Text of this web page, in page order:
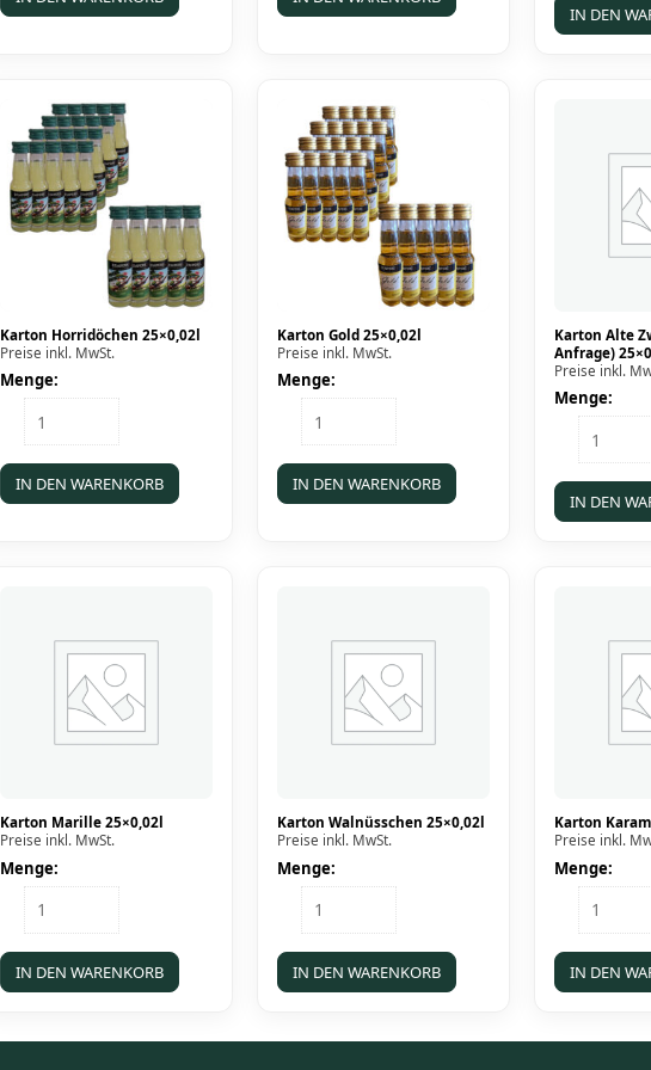
Biggesee
0,7l
IN DEN
Karton Horridöchen 25×0,02l
Preise inkl. MwSt.
Menge:
Karton
Horridöchen
Menge
IN DEN WARENKORB
Karton Gold 25×0,02l
Preise inkl. MwSt.
Menge:
Karton
Gold
Menge
IN DEN WARENKORB
Karton Alte
Anfrage)
Preise inkl.
Menge:
Karton
Alte
(auf
Anfrage)
IN DEN
Karton Marille 25×0,02l
Preise inkl. MwSt.
Menge:
Karton
Marille
Menge
IN DEN WARENKORB
Karton Walnüsschen 25×0,02l
Preise inkl. MwSt.
Menge:
Karton
Walnüsschen
Menge
IN DEN WARENKORB
Karton
Preise inkl.
Menge:
Karton
Karamell
Menge
IN DEN